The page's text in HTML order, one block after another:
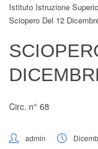
Potenziamoci
Istituto Istruzione
Sciopero Del 12
Circ. n° 68
admin